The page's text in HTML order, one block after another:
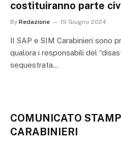
costituiranno parte
By Redazione 19 Giugno 2024
Il SAP e SIM Carabinieri sono
qualora i responsabili del
sequestrata…
COMUNICATO
CARABINIERI